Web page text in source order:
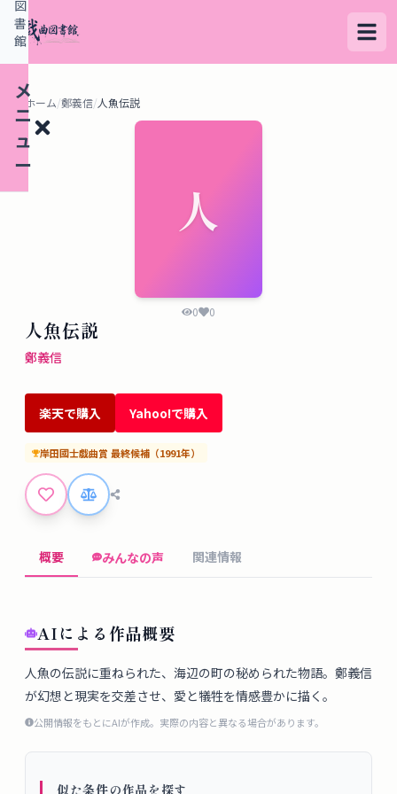
メ
ニ
ュ
ー
デ
タ
ベ
ー
ス
掲
板
ー
ル
図
書
館
ホーム/鄭義信/人魚伝説
人
0 0
人魚伝説
鄭義信
楽天で購入 Yahoo!で購入
岸田國士戯曲賞 最終候補 （1991年）
概要 みんなの声 関連情報
AIによる作品概要
人魚の伝説に重ねられた、海辺の町の秘められた物語。鄭義信
が幻想と現実を交差させ、愛と犠牲を情感豊かに描く。
公開情報をもとにAIが作成。実際の内容と異なる場合があります。
似た条件の作品を探す